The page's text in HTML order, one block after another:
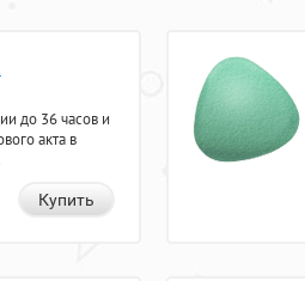
до 36 часов и
акта в
Купить